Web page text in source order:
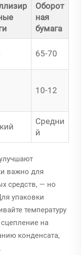
Оборот
ная
бумага
65-70
10-12
Средни
й
важно для
средств, — но
упаковки
температуру
на
конденсата,